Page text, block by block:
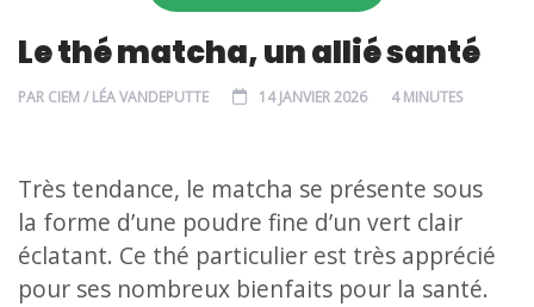
Le thé matcha, un allié santé
PAR CIEM / LÉA VANDEPUTTE 14 JANVIER 2026 4 MINUTES
Très tendance, le matcha se présente sous
la forme d’une poudre fine d’un vert clair
éclatant. Ce thé particulier est très apprécié
pour ses nombreux bienfaits pour la santé.